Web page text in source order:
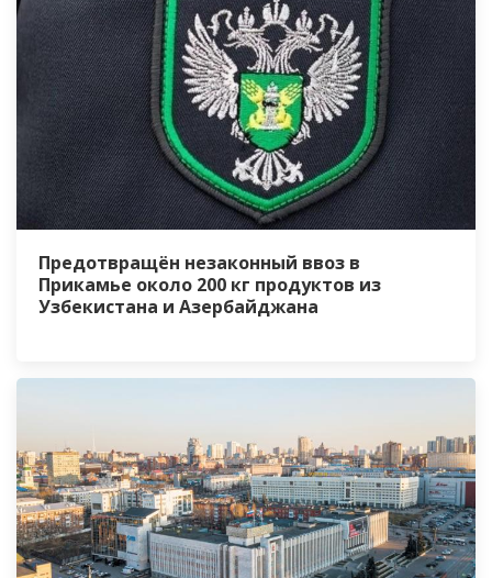
Предотвращён незаконный ввоз в
Прикамье около 200 кг продуктов из
Узбекистана и Азербайджана